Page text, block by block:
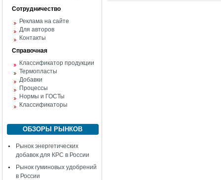
Сотрудничество
Реклама на сайте
Для авторов
Контакты
Справочная
Классификатор продукции
Термопласты
Добавки
Процессы
Нормы и ГОСТы
Классификаторы
ОБЗОРЫ РЫНКОВ
Рынок энергетических
добавок для КРС в России
Рынок гуминовых удобрений
в России